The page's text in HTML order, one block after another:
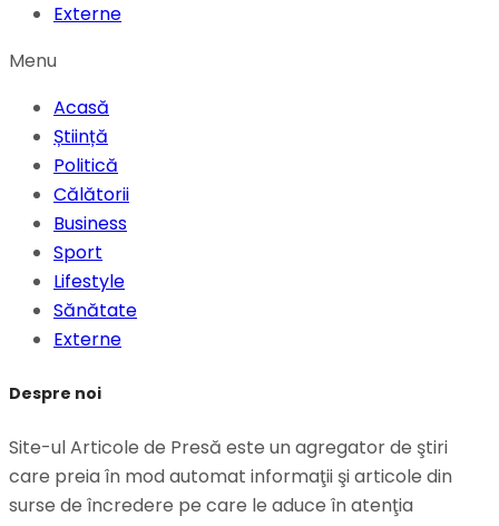
Externe
Menu
Acasă
Știință
Politică
Călătorii
Business
Sport
Lifestyle
Sănătate
Externe
Despre noi
Site-ul Articole de Presă este un agregator de ştiri
care preia în mod automat informaţii şi articole din
surse de încredere pe care le aduce în atenţia